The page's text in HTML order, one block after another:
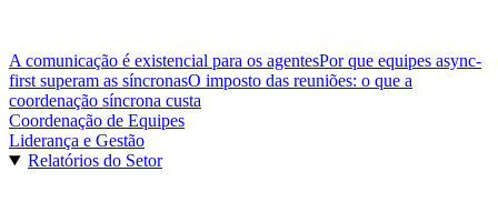
A comunicação é existencial para os agentesPor que equipes async-
first superam as síncronasO imposto das reuniões: o que a
coordenação síncrona custa
Coordenação de Equipes
Liderança e Gestão
Relatórios do Setor